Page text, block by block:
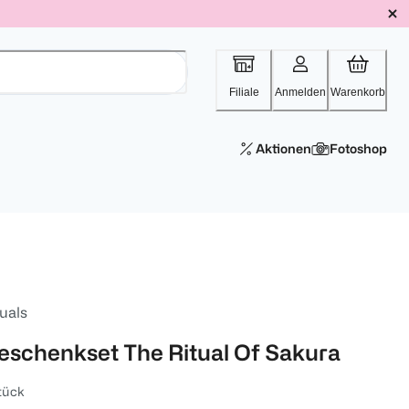
Filiale Anmelden Warenkorb
Aktionen Fotoshop
The Ritual Of Sakura